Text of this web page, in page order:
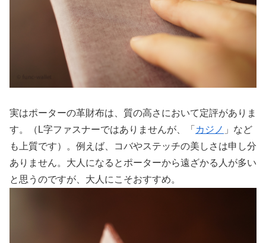
実はポーターの革財布は、質の高さにおいて定評がありま
す。（L字ファスナーではありませんが、「 カジノ 」など
も上質です）。例えば、コバやステッチの美しさは申し分
ありません。大人になるとポーターから遠ざかる人が多い
と思うのですが、大人にこそおすすめ。